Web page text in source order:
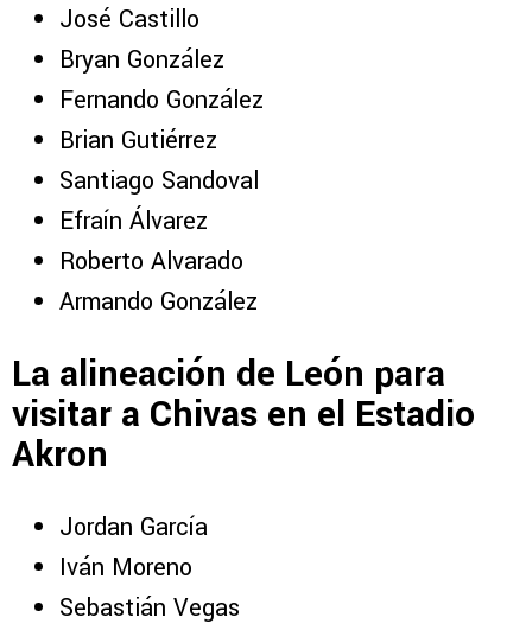
José Castillo
Bryan González
Fernando González
Brian Gutiérrez
Santiago Sandoval
Efraín Álvarez
Roberto Alvarado
Armando González
La alineación de León para
visitar a Chivas en el Estadio
Akron
Jordan García
Iván Moreno
Sebastián Vegas